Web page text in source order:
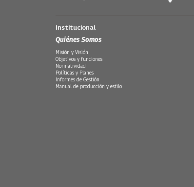
Institucional
Quiénes Somos
Misión y Visión
Objetivos y funciones
Normatividad
Políticas y Planes
Informes de Gestión
Manual de producción y estilo